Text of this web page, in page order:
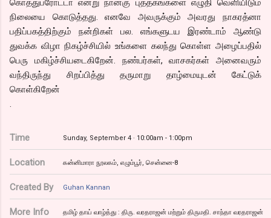
நிலையை கொடுத்தது. எனவே அவருக்கும் அவரது நாகரத்னா
பதிப்பகத்திற்கும் நன்றிகள் பல. எங்களுடய இரண்டாம் ஆண்டு
துவக்க விழா நிகழ்ச்சியில் உங்களை கலந்து கொள்ள அழைப்பதில்
பெரு மகிழ்ச்சியடைகிறேன். நண்பர்கள், வாசகர்கள் அனைவரும்
வந்திருந்து சிறப்பித்து தருமாறு தாழ்மையுடன் கேட்டுக்
கொள்கிறேன்
Time Sunday, September 4 · 10:00am - 1:00pm
Location கன்னிமாரா நூலகம், எழும்பூர், சென்னை-8
Created By Guhan Kannan
More Info தமிழ் தாய் வாழ்த்து : திரு. வரதராஜன் மற்றும் திருமதி. சாந்தா வரதராஜன்